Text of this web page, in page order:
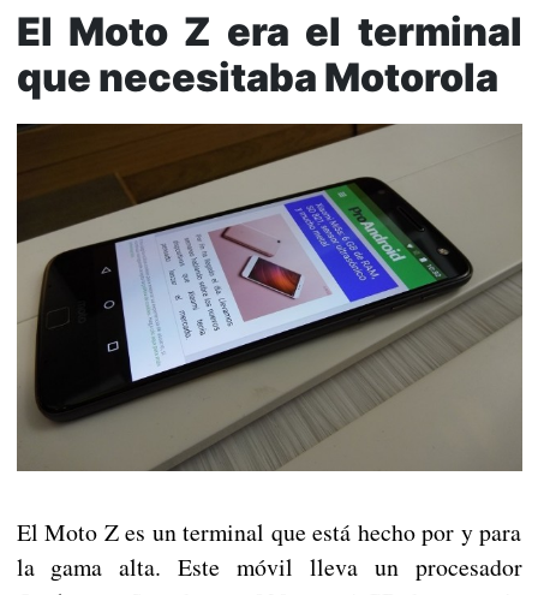
El Moto Z era el terminal
que necesitaba Motorola
El Moto Z es un terminal que está hecho por y para
la gama alta. Este móvil lleva un procesador